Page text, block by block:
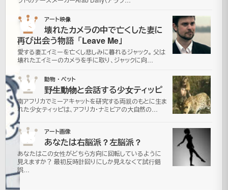
チ
な
ア
ク
シ
ョ
ン
CM
03 アート映像
壊れたカメラの中で亡くした妻に
再び出会う物語「Leave Me」
愛する妻エイミーを亡くし悲しみに暮れるジャック。 父は
壊れたエイミーのカメラを手に取り、ジャックに向…
04 動物・ペット
野生動物と会話する少女ティッピ
南アフリカでミーアキャットを研究する両親のもとに生ま
れた少女ティッピは、アフリカ・ナミビアの大自然の…
05 アート画像
あなたは右脳派？左脳派？
あなたはこの女性がどちら方向に回転しているように
見えますか？ 最初反時計回りにしか見えなくて試行錯
誤…